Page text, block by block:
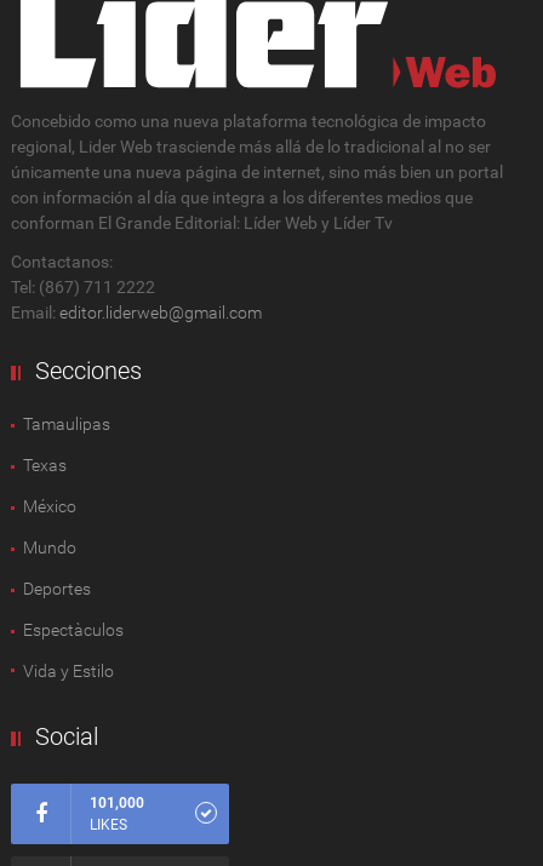
Concebido como una nueva plataforma tecnológica de impacto
regional, Lider Web trasciende más allá de lo tradicional al no ser
únicamente una nueva página de internet, sino más bien un portal
con información al día que integra a los diferentes medios que
conforman El Grande Editorial: Líder Web y Líder Tv
Contactanos:
Tel: (867) 711 2222
Email: editor.liderweb@gmail.com
Secciones
Tamaulipas
Texas
México
Mundo
Deportes
Espectàculos
Vida y Estilo
Social
101,000
LIKES